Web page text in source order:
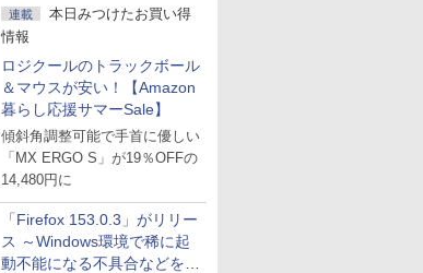
連載
本日みつけたお買い得
情報
ロジクールのトラックボール
＆マウスが安い！【Amazon
暮らし応援サマーSale】
傾斜角調整可能で手首に優しい
「MX ERGO S」が19％OFFの
14,480円に
「Firefox 153.0.3」がリリー
ス ～Windows環境で稀に起
動不能になる不具合などを解